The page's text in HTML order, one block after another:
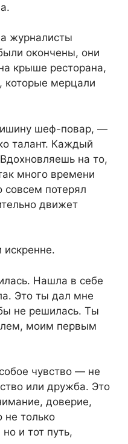
журналисты
окончены, они
крыше ресторана,
которые мерцали
шеф-повар, —
талант. Каждый
на то,
много времени
совсем потерял
движет
искренне.
Нашла в себе
Это ты дал мне
не решилась. Ты
моим первым
чувство — не
или дружба. Это
доверие,
не только
и тот путь,